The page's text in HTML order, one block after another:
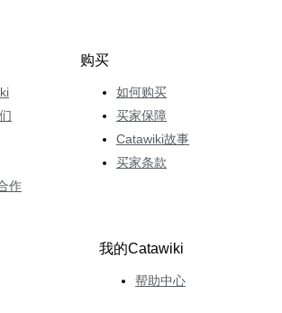
作
购买
如何购买
买家保障
Catawiki故事
买家条款
我的Catawiki
帮助中心